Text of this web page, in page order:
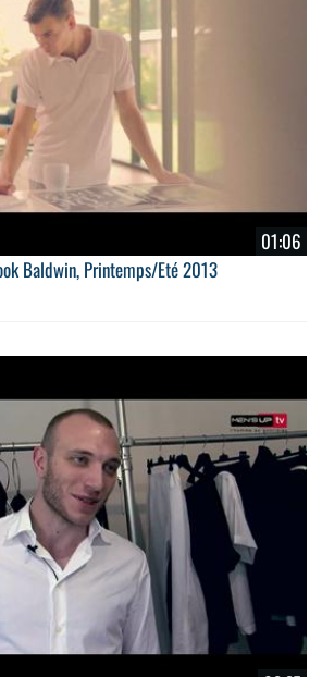
01:06
Baldwin, Printemps/Eté 2013